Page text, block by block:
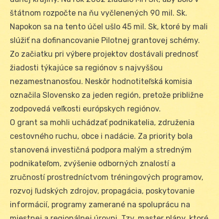
štátnom rozpočte na ňu vyčlenených 90 mil. Sk.
Napokon sa na tento účel ušlo 45 mil. Sk, ktoré by mali
slúžiť na dofinancovanie Pilotnej grantovej schémy.
Zo začiatku pri výbere projektov dostávali prednosť
žiadosti týkajúce sa regiónov s najvyššou
nezamestnanosťou. Neskôr hodnotiteľská komisia
označila Slovensko za jeden región, pretože približne
zodpovedá veľkosti európskych regiónov.
O grant sa mohli uchádzať podnikatelia, združenia
cestovného ruchu, obce i nadácie. Za priority bola
stanovená investičná podpora malým a stredným
podnikateľom, zvýšenie odborných znalostí a
zručností prostredníctvom tréningových programov,
rozvoj ľudských zdrojov, propagácia, poskytovanie
informácií, programy zamerané na spoluprácu na